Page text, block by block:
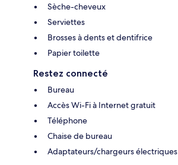
Sèche-cheveux
Serviettes
Brosses à dents et dentifrice
Papier toilette
Restez connecté
Bureau
Accès Wi-Fi à Internet gratuit
Téléphone
Chaise de bureau
Adaptateurs/chargeurs électriques